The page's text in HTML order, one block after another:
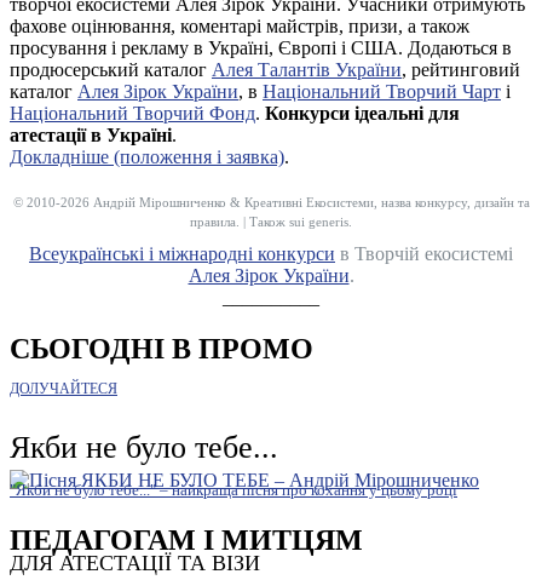
творчої екосистеми Алея Зірок України. Учасники отримують
фахове оцінювання, коментарі майстрів, призи, а також
просування і рекламу в Україні, Європі і США. Додаються в
продюсерський каталог Алея Талантів України, рейтинговий
каталог Алея Зірок України, в Національний Творчий Чарт і
Національний Творчий Фонд. Конкурси ідеальні для
атестації в Україні.
Докладніше (положення і заявка).
© 2010-2026 Андрій Мірошниченко & Креативні Екосистеми, назва конкурсу, дизайн та
правила. | Також sui generis.
Всеукраїнські і міжнародні конкурси в Творчій екосистемі
Алея Зірок України.
СЬОГОДНІ В ПРОМО
ДОЛУЧАЙТЕСЯ
Якби не було тебе...
"Якби не було тебе..." – найкраща пісня про кохання у цьому році
ПЕДАГОГАМ І МИТЦЯМ
ДЛЯ АТЕСТАЦІЇ ТА ВІЗИ